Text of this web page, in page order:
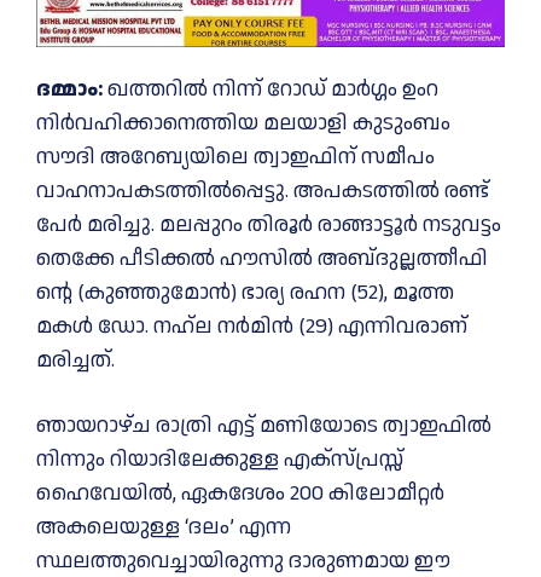
ദമ്മാം:ഖത്തറിൽ നിന്ന് റോഡ് മാർഗ്ഗം ഉംറ
നിർവഹിക്കാനെത്തിയ മലയാളി കുടുംബം
സൗദി അറേബ്യയിലെ ത്വാഇഫിന് സമീപം
വാഹനാപകടത്തിൽപ്പെട്ടു. അപകടത്തിൽ രണ്ട്
പേർ മരിച്ചു. മലപ്പുറം തിരൂർ രാങ്ങാട്ടൂർ നടുവട്ടം
തെക്കേ പീടിക്കൽ ഹൗസിൽ അബ്​ദുല്ലത്തീഫി​
ന്റെ (കുഞ്ഞുമോൻ) ഭാര്യ രഹന (52), മൂത്ത
മകൾ ഡോ. നഹ്​ല നർമിൻ (29) എന്നിവരാണ്​
മരിച്ചത്.
ഞായറാഴ്ച രാത്രി എട്ട് മണിയോടെ ത്വാഇഫിൽ
നിന്നും റിയാദിലേക്കുള്ള എക്സ്പ്രസ്സ്
ഹൈവേയിൽ, ഏകദേശം 200 കിലോമീറ്റർ
അകലെയുള്ള ‘ദലം’ എന്ന
സ്ഥലത്തുവെച്ചായിരുന്നു ദാരുണമായ ഈ